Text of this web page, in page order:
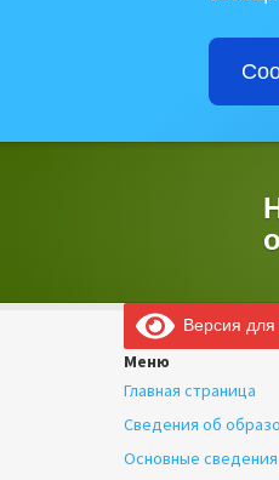
Версия для
Меню
Главная страница
Сведения об
Основные сведения